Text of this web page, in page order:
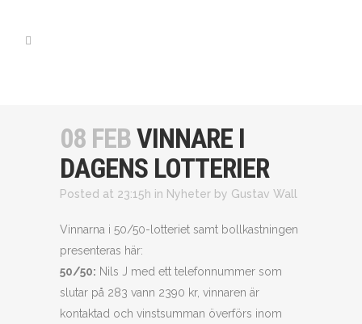
08 FEBVINNARE I
DAGENS LOTTERIER
Posted at 23:15h in Nyheter by Gustav Wall
Vinnarna i 50/50-lotteriet samt bollkastningen
presenteras här:
50/50: Nils J med ett telefonnummer som
slutar på 283 vann 2390 kr, vinnaren är
kontaktad och vinstsumman överförs inom